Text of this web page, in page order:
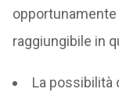
raggiungibile in
La possibilità